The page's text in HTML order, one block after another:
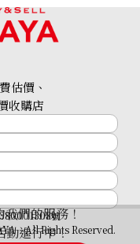
們的服務！
動進行中！
估價、
收購店
號
All Rights Reserved.